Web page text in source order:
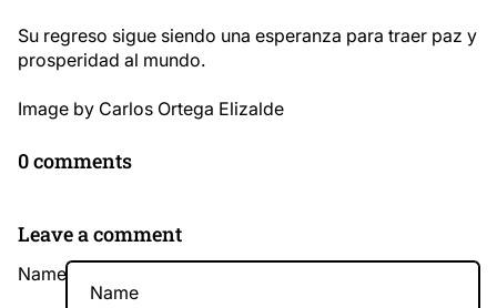
Su regreso sigue siendo una esperanza para traer paz y
prosperidad al mundo.
Image by Carlos Ortega Elizalde
0 comments
Leave a comment
Name